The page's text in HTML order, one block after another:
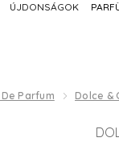
ÚJDONSÁGOK
De Parfum Dolce &